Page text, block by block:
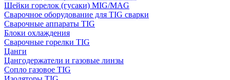
Шейки горелок (гусаки) MIG/MAG
Сварочное оборудование для TIG сварки
Сварочные аппараты TIG
Блоки охлаждения
Сварочные горелки TIG
Цанги
Цангодержатели и газовые линзы
Сопло газовое TIG